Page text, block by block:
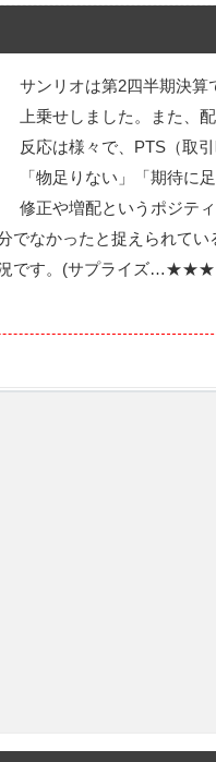
サンリオは第2四半期決算
上乗せしました。また、
反応は様々で、PTS（取
「物足りない」「期待に
修正や増配というポジテ
でなかったと捉えられて
状況です。(サプライ